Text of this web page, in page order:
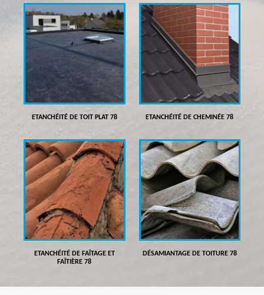
ETANCHÉITÉ DE TOIT PLAT 78 ETANCHÉITÉ DE CHEMINÉE 78
ETANCHÉITÉ DE FAÎTAGE ET
FAÎTIÈRE 78
DÉSAMIANTAGE DE TOITURE 78